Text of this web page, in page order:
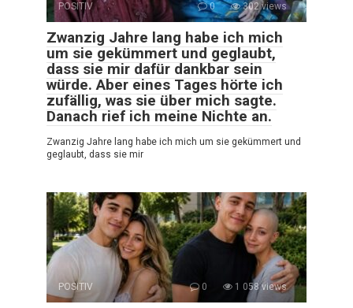
POSITIV 0 302 views
Zwanzig Jahre lang habe ich mich
um sie gekümmert und geglaubt,
dass sie mir dafür dankbar sein
würde. Aber eines Tages hörte ich
zufällig, was sie über mich sagte.
Danach rief ich meine Nichte an.
Zwanzig Jahre lang habe ich mich um sie gekümmert und
geglaubt, dass sie mir
POSITIV 0 1 058 views